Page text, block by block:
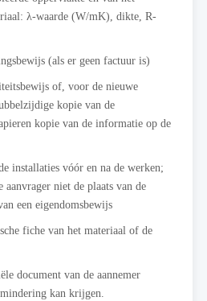
λ-waarde (W/mK), dikte, R-
(als er geen factuur is)
of, voor de nieuwe
kopie van de
kopie van de informatie op de
installaties vóór en na de werken;
aanvrager niet de plaats van de
een eigendomsbewijs
fiche van het materiaal of de
document van de aannemer
kan krijgen.